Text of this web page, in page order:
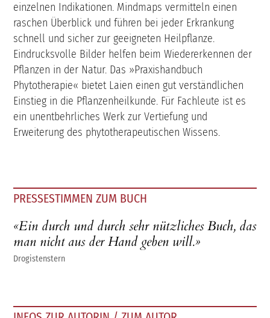
einzelnen Indikationen. Mindmaps vermitteln einen
raschen Überblick und führen bei jeder Erkrankung
schnell und sicher zur geeigneten Heilpflanze.
Eindrucksvolle Bilder helfen beim Wiedererkennen der
Pflanzen in der Natur. Das »Praxishandbuch
Phytotherapie« bietet Laien einen gut verständlichen
Einstieg in die Pflanzenheilkunde. Für Fachleute ist es
ein unentbehrliches Werk zur Vertiefung und
Erweiterung des phytotherapeutischen Wissens.
PRESSESTIMMEN ZUM BUCH
«Ein durch und durch sehr nützliches Buch, das
man nicht aus der Hand geben will.»
Drogistenstern